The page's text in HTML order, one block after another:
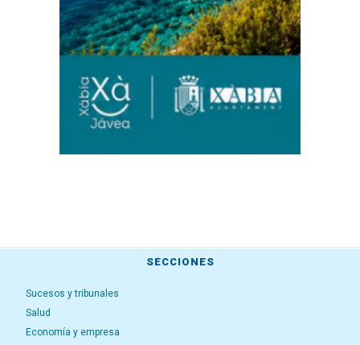
SECCIONES
Sucesos y tribunales
Salud
Economía y empresa